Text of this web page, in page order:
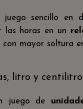
sencillo en
las horas en un
con mayor soltura
litro y centilitro
juego de